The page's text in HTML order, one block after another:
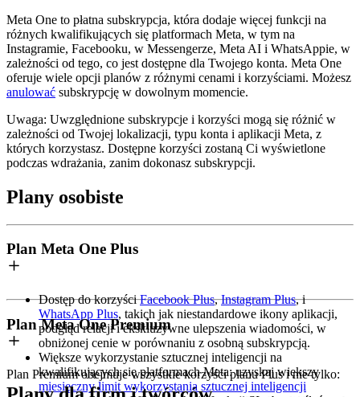
Meta One to płatna subskrypcja, która dodaje więcej funkcji na
różnych kwalifikujących się platformach Meta, w tym na
Instagramie, Facebooku, w Messengerze, Meta AI i WhatsAppie, w
zależności od tego, co jest dostępne dla Twojego konta. Meta One
oferuje wiele opcji planów z różnymi cenami i korzyściami. Możesz
anulować subskrypcję w dowolnym momencie.
Uwaga: Uwzględnione subskrypcje i korzyści mogą się różnić w
zależności od Twojej lokalizacji, typu konta i aplikacji Meta, z
których korzystasz. Dostępne korzyści zostaną Ci wyświetlone
podczas wdrażania, zanim dokonasz subskrypcji.
Plany osobiste
Plan Meta One Plus
Dostęp do korzyściFacebook Plus,Instagram Plus, i
WhatsApp Plus, takich jak niestandardowe ikony aplikacji,
podgląd relacji i ekskluzywne ulepszenia wiadomości, w
obniżonej cenie w porównaniu z osobną subskrypcją.
Większe wykorzystanie sztucznej inteligencji na
kwalifikujących się platformach Meta:uzyskaj większy
miesięczny limit wykorzystania sztucznej inteligencji
Plan Meta One Premium
Plan Premium obejmuje wszystkie korzyści planu Plus i nie tylko: